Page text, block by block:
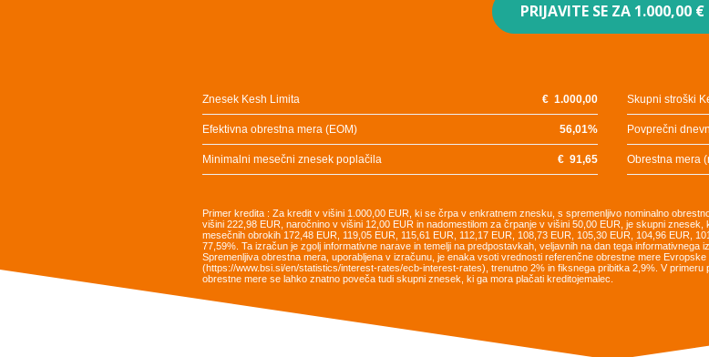
PRIJAVITE SE ZA 1.000,00 €
Znesek Kesh Limita € 1.000,00 Skupni stroški
Efektivna obrestna mera (EOM) 56,01% Povprečni
Minimalni mesečni znesek poplačila € 91,65 Obrestna mera
Primer kredita : Za kredit v višini 1.000,00 EUR, ki se črpa v enkratnem znesku, s spremenljivo nominalno
višini 222,98 EUR, naročnino v višini 12,00 EUR in nadomestilom za črpanje v višini 50,00 EUR, je skupni
mesečnih obrokih 172,48 EUR, 119,05 EUR, 115,61 EUR, 112,17 EUR, 108,73 EUR, 105,30 EUR, 104,96 EUR,
77,59%. Ta izračun je zgolj informativne narave in temelji na predpostavkah, veljavnih na dan tega
Spremenljiva obrestna mera, uporabljena v izračunu, je enaka vsoti vrednosti referenčne obrestne mere
(https://www.bsi.si/en/statistics/interest-rates/ecb-interest-rates), trenutno 2% in fiksnega pribitka 2,9%. V
obrestne mere se lahko znatno poveča tudi skupni znesek, ki ga mora plačati kreditojemalec.